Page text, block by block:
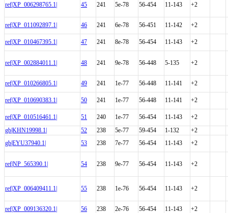
ref|XP_006298765.1| 45 241 5e-78 56-454 11-143 +2
ref|XP_011092897.1| 46 241 6e-78 56-451 11-142 +2
ref|XP_010467395.1| 47 241 8e-78 56-454 11-143 +2
ref|XP_002884011.1| 48 241 9e-78 56-448 5-135 +2
ref|XP_010266805.1| 49 241 1e-77 56-448 11-141 +2
ref|XP_010690383.1| 50 241 1e-77 56-448 11-141 +2
ref|XP_010516461.1| 51 240 1e-77 56-454 11-143
+2
gb|KHN19998.1|
52 238 5e-77 59-454 1-132
+2
gb|EYU37940.1|
53 238 7e-77 56-454 11-143 +2
ref|NP_565390.1| 54 238 9e-77 56-454 11-143 +2
ref|XP_006409411.1| 55 238 1e-76 56-454 11-143 +2
ref|XP_009136320.1| 56 238 2e-76 56-454 11-143
+2